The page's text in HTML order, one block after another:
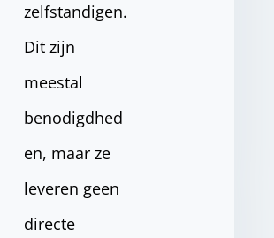
zelfstandigen.
Dit zijn
meestal
benodigdhed
en, maar ze
leveren geen
directe